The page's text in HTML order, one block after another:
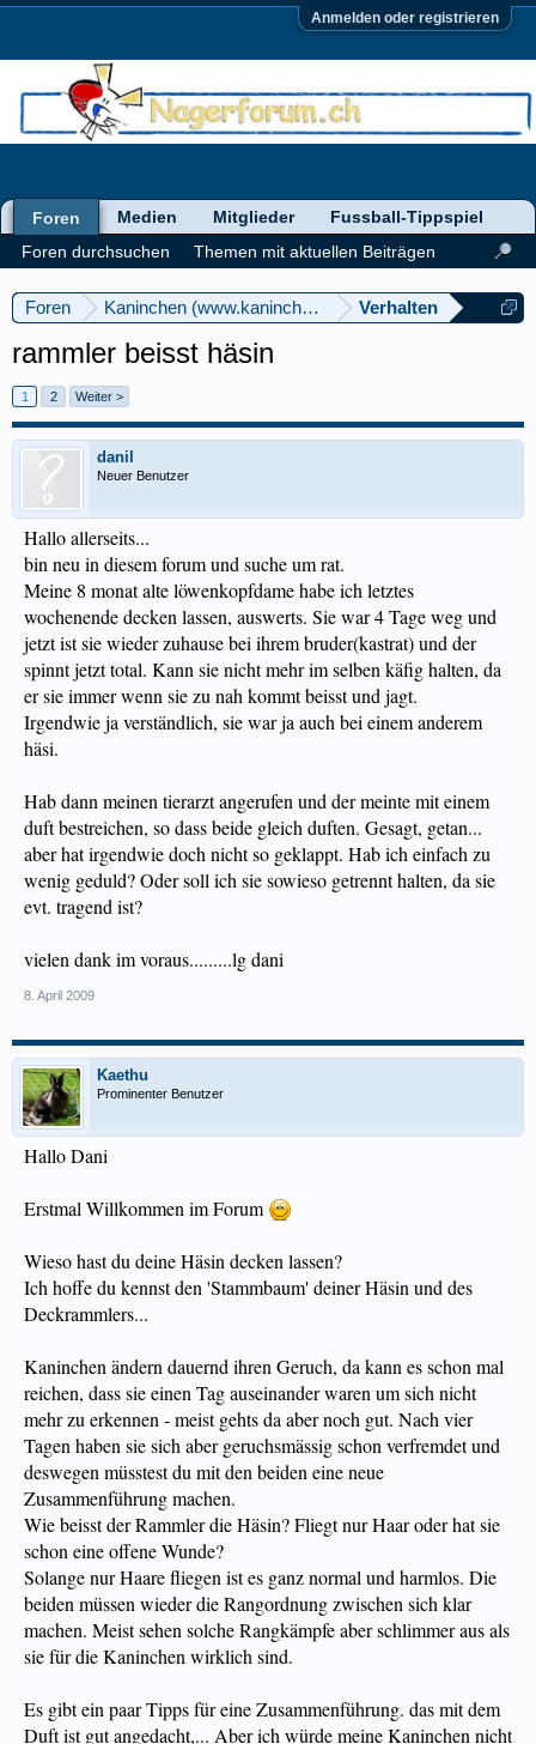
Anmelden oder registrieren
Foren Kaninchen (www.kaninchenforum.ch)Verhalten
rammler beisst häsin
1 2 Weiter >
danil
Neuer Benutzer
Hallo allerseits...
bin neu in diesem forum und suche um rat.
Meine 8 monat alte löwenkopfdame habe ich letztes
wochenende decken lassen, auswerts. Sie war 4 Tage weg und
jetzt ist sie wieder zuhause bei ihrem bruder(kastrat) und der
spinnt jetzt total. Kann sie nicht mehr im selben käfig halten, da
er sie immer wenn sie zu nah kommt beisst und jagt.
Irgendwie ja verständlich, sie war ja auch bei einem anderem
häsi.
Hab dann meinen tierarzt angerufen und der meinte mit einem
duft bestreichen, so dass beide gleich duften. Gesagt, getan...
aber hat irgendwie doch nicht so geklappt. Hab ich einfach zu
wenig geduld? Oder soll ich sie sowieso getrennt halten, da sie
evt. tragend ist?
vielen dank im voraus.........lg dani
8. April 2009
Kaethu
Prominenter Benutzer
Hallo Dani
Erstmal Willkommen im Forum
Wieso hast du deine Häsin decken lassen?
Ich hoffe du kennst den 'Stammbaum' deiner Häsin und des
Deckrammlers...
Kaninchen ändern dauernd ihren Geruch, da kann es schon mal
reichen, dass sie einen Tag auseinander waren um sich nicht
mehr zu erkennen - meist gehts da aber noch gut. Nach vier
Tagen haben sie sich aber geruchsmässig schon verfremdet und
deswegen müsstest du mit den beiden eine neue
Zusammenführung machen.
Wie beisst der Rammler die Häsin? Fliegt nur Haar oder hat sie
schon eine offene Wunde?
Solange nur Haare fliegen ist es ganz normal und harmlos. Die
beiden müssen wieder die Rangordnung zwischen sich klar
machen. Meist sehen solche Rangkämpfe aber schlimmer aus als
sie für die Kaninchen wirklich sind.
Es gibt ein paar Tipps für eine Zusammenführung. das mit dem
Duft ist gut angedacht,... Aber ich würde meine Kaninchen nicht
Foren
Foren durchsuchen
Themen mit aktuellen Beiträgen
Medien Mitglieder Fussball-Tippspiel